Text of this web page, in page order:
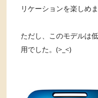
リケーションを楽しめま
ただし、このモデルは
用でした。(>_<)